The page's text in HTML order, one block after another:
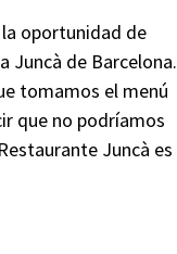
oportunidad de
Juncà de Barcelona.
tomamos el menú
que no podríamos
Juncà es